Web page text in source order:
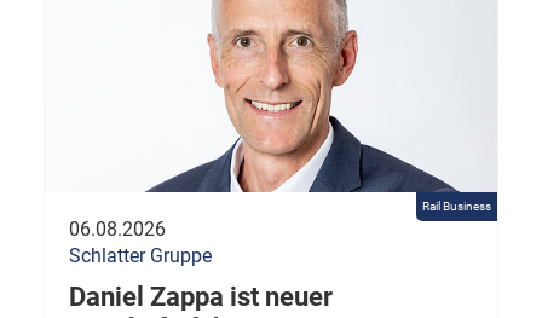
Rail Business
06.08.2026
Schlatter Gruppe
Daniel Zappa ist neuer